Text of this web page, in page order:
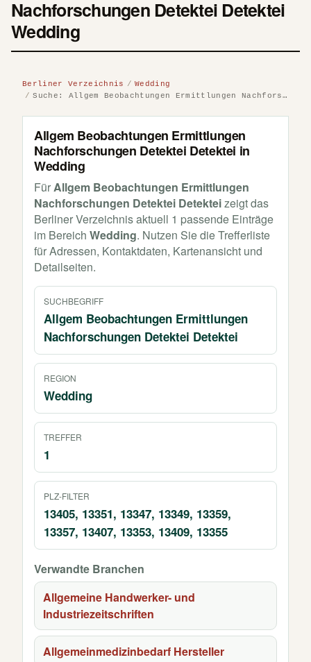
Nachforschungen Detektei Detektei
Wedding
Berliner Verzeichnis
Wedding
Suche: Allgem Beobachtungen Ermittlungen Nachforschungen Detektei Detektei
Allgem Beobachtungen Ermittlungen
Nachforschungen Detektei Detektei in
Wedding
FürAllgem Beobachtungen Ermittlungen
Nachforschungen Detektei Detekteizeigt das
Berliner Verzeichnis aktuell 1 passende Einträge
im Bereich Wedding. Nutzen Sie die Trefferliste
für Adressen, Kontaktdaten, Kartenansicht und
Detailseiten.
SUCHBEGRIFF
Allgem Beobachtungen Ermittlungen
Nachforschungen Detektei Detektei
REGION
Wedding
TREFFER
1
PLZ-FILTER
13405, 13351, 13347, 13349, 13359,
13357, 13407, 13353, 13409, 13355
Verwandte Branchen
Allgemeine Handwerker- und
Industriezeitschriften
Allgemeinmedizinbedarf Hersteller